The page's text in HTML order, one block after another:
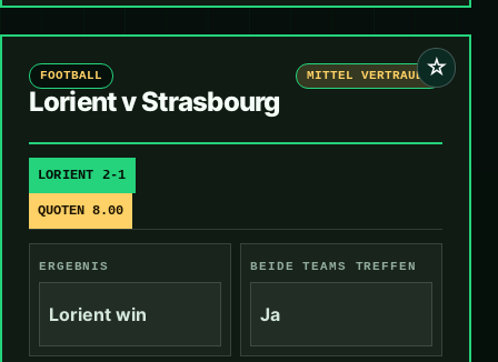
☆
FOOTBALL MITTEL VERTRAUEN
Lorient v Strasbourg
LORIENT 2-1
QUOTEN 8.00
ERGEBNIS
Lorient win
BEIDE TEAMS TREFFEN
Ja